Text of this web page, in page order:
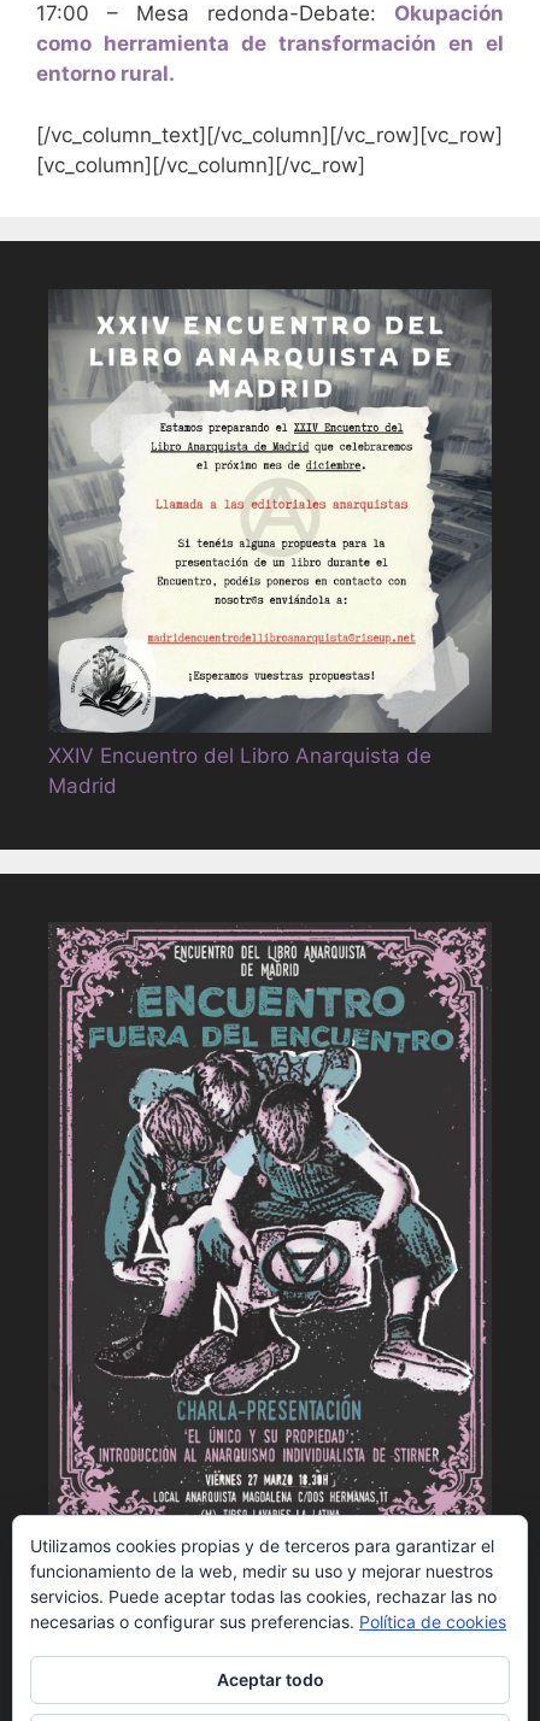
17:00 – Mesa redonda-Debate: Okupación
como herramienta de transformación en el
entorno rural.
[/vc_column_text][/vc_column][/vc_row][vc_row]
[vc_column][/vc_column][/vc_row]
XXIV Encuentro del Libro Anarquista de
Madrid
ELAM - Presentación de El único y su
propiedad
Utilizamos cookies propias y de terceros para garantizar el
funcionamiento de la web, medir su uso y mejorar nuestros
servicios. Puede aceptar todas las cookies, rechazar las no
necesarias o configurar sus preferencias. Política de cookies
Aceptar todo